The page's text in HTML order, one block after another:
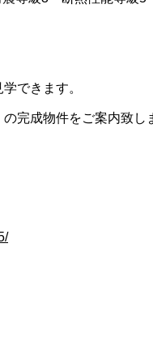
できます。
完成物件をご案内致し